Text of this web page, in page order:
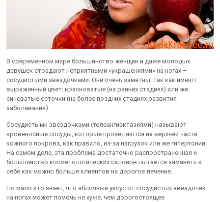
В современном мире большинство женщин и даже молодых
девушек страдают неприятными «украшениями» на ногах –
сосудистыми звездочками. Они очень заметны, так как имеют
выраженный цвет: красноватые (на ранних стадиях) или же
синеватые сеточки (на более поздних стадиях развития
заболевания).
Сосудистыми звездочками (телеангиэктазиями) называют
кровеносные сосуды, которые проявляются на верхней части
кожного покрова, как правило, из-за нагрузок или же гипертонии.
На самом деле, эта проблема достаточно распространенная и
большинство косметологических салонов пытается заманить к
себе как можно больше клиентов на дорогое лечение.
Но мало кто знает, что яблочный уксус от сосудистых звездочек
на ногах может помочь не хуже, чем дорогостоящее